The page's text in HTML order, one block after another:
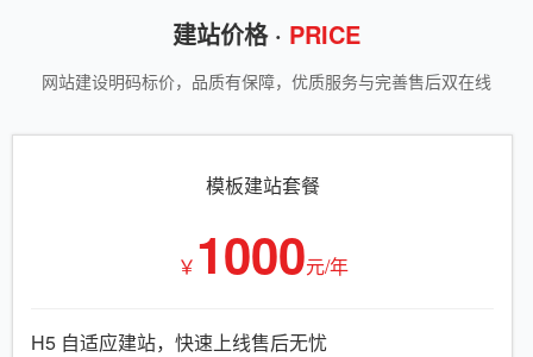
建站价格 · PRICE
网站建设明码标价，品质有保障，优质服务与完善售后双在线
模板建站套餐
￥ 1000元/年
H5 自适应建站，快速上线售后无忧